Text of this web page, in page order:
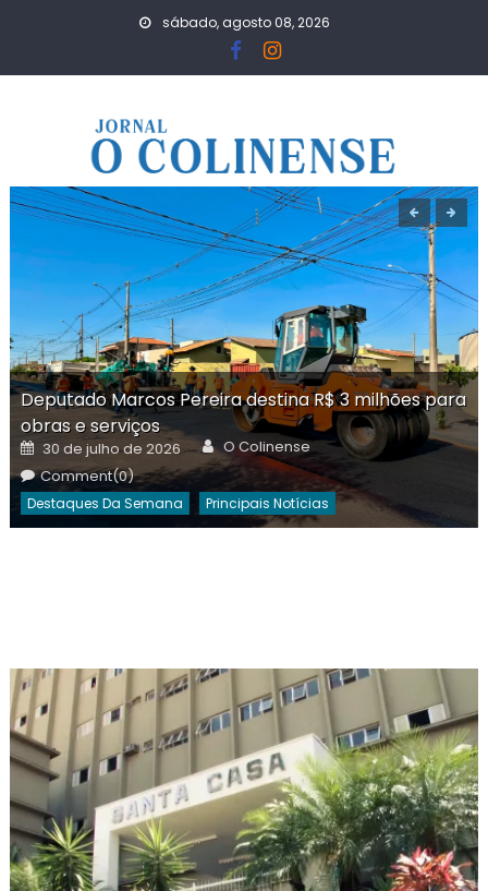
sábado, agosto 08, 2026
Deputado Marcos Pereira destina R$ 3 milhões para
obras e serviços
Posted
on
30 de julho de 2026 Author
O Colinense
Comment(0)
Destaques Da Semana Principais Notícias